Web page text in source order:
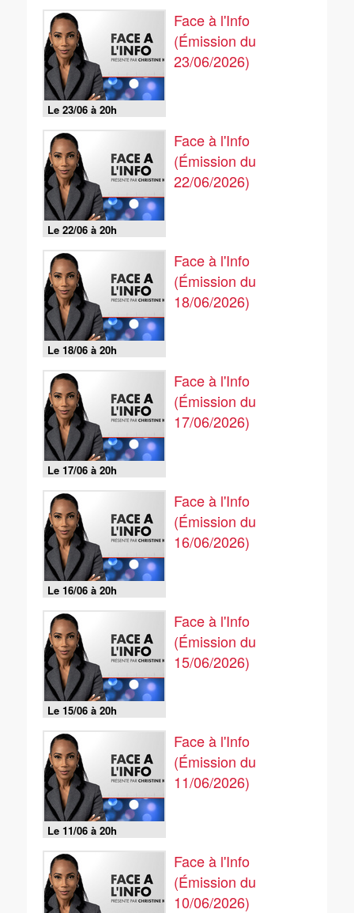
Le 23/06 à 20h
Face à l'Info
(Émission du
23/06/2026)
Le 22/06 à 20h
Face à l'Info
(Émission du
22/06/2026)
Le 18/06 à 20h
Face à l'Info
(Émission du
18/06/2026)
Le 17/06 à 20h
Face à l'Info
(Émission du
17/06/2026)
Le 16/06 à 20h
Face à l'Info
(Émission du
16/06/2026)
Le 15/06 à 20h
Face à l'Info
(Émission du
15/06/2026)
Le 11/06 à 20h
Face à l'Info
(Émission du
11/06/2026)
Face à l'Info
(Émission du
10/06/2026)